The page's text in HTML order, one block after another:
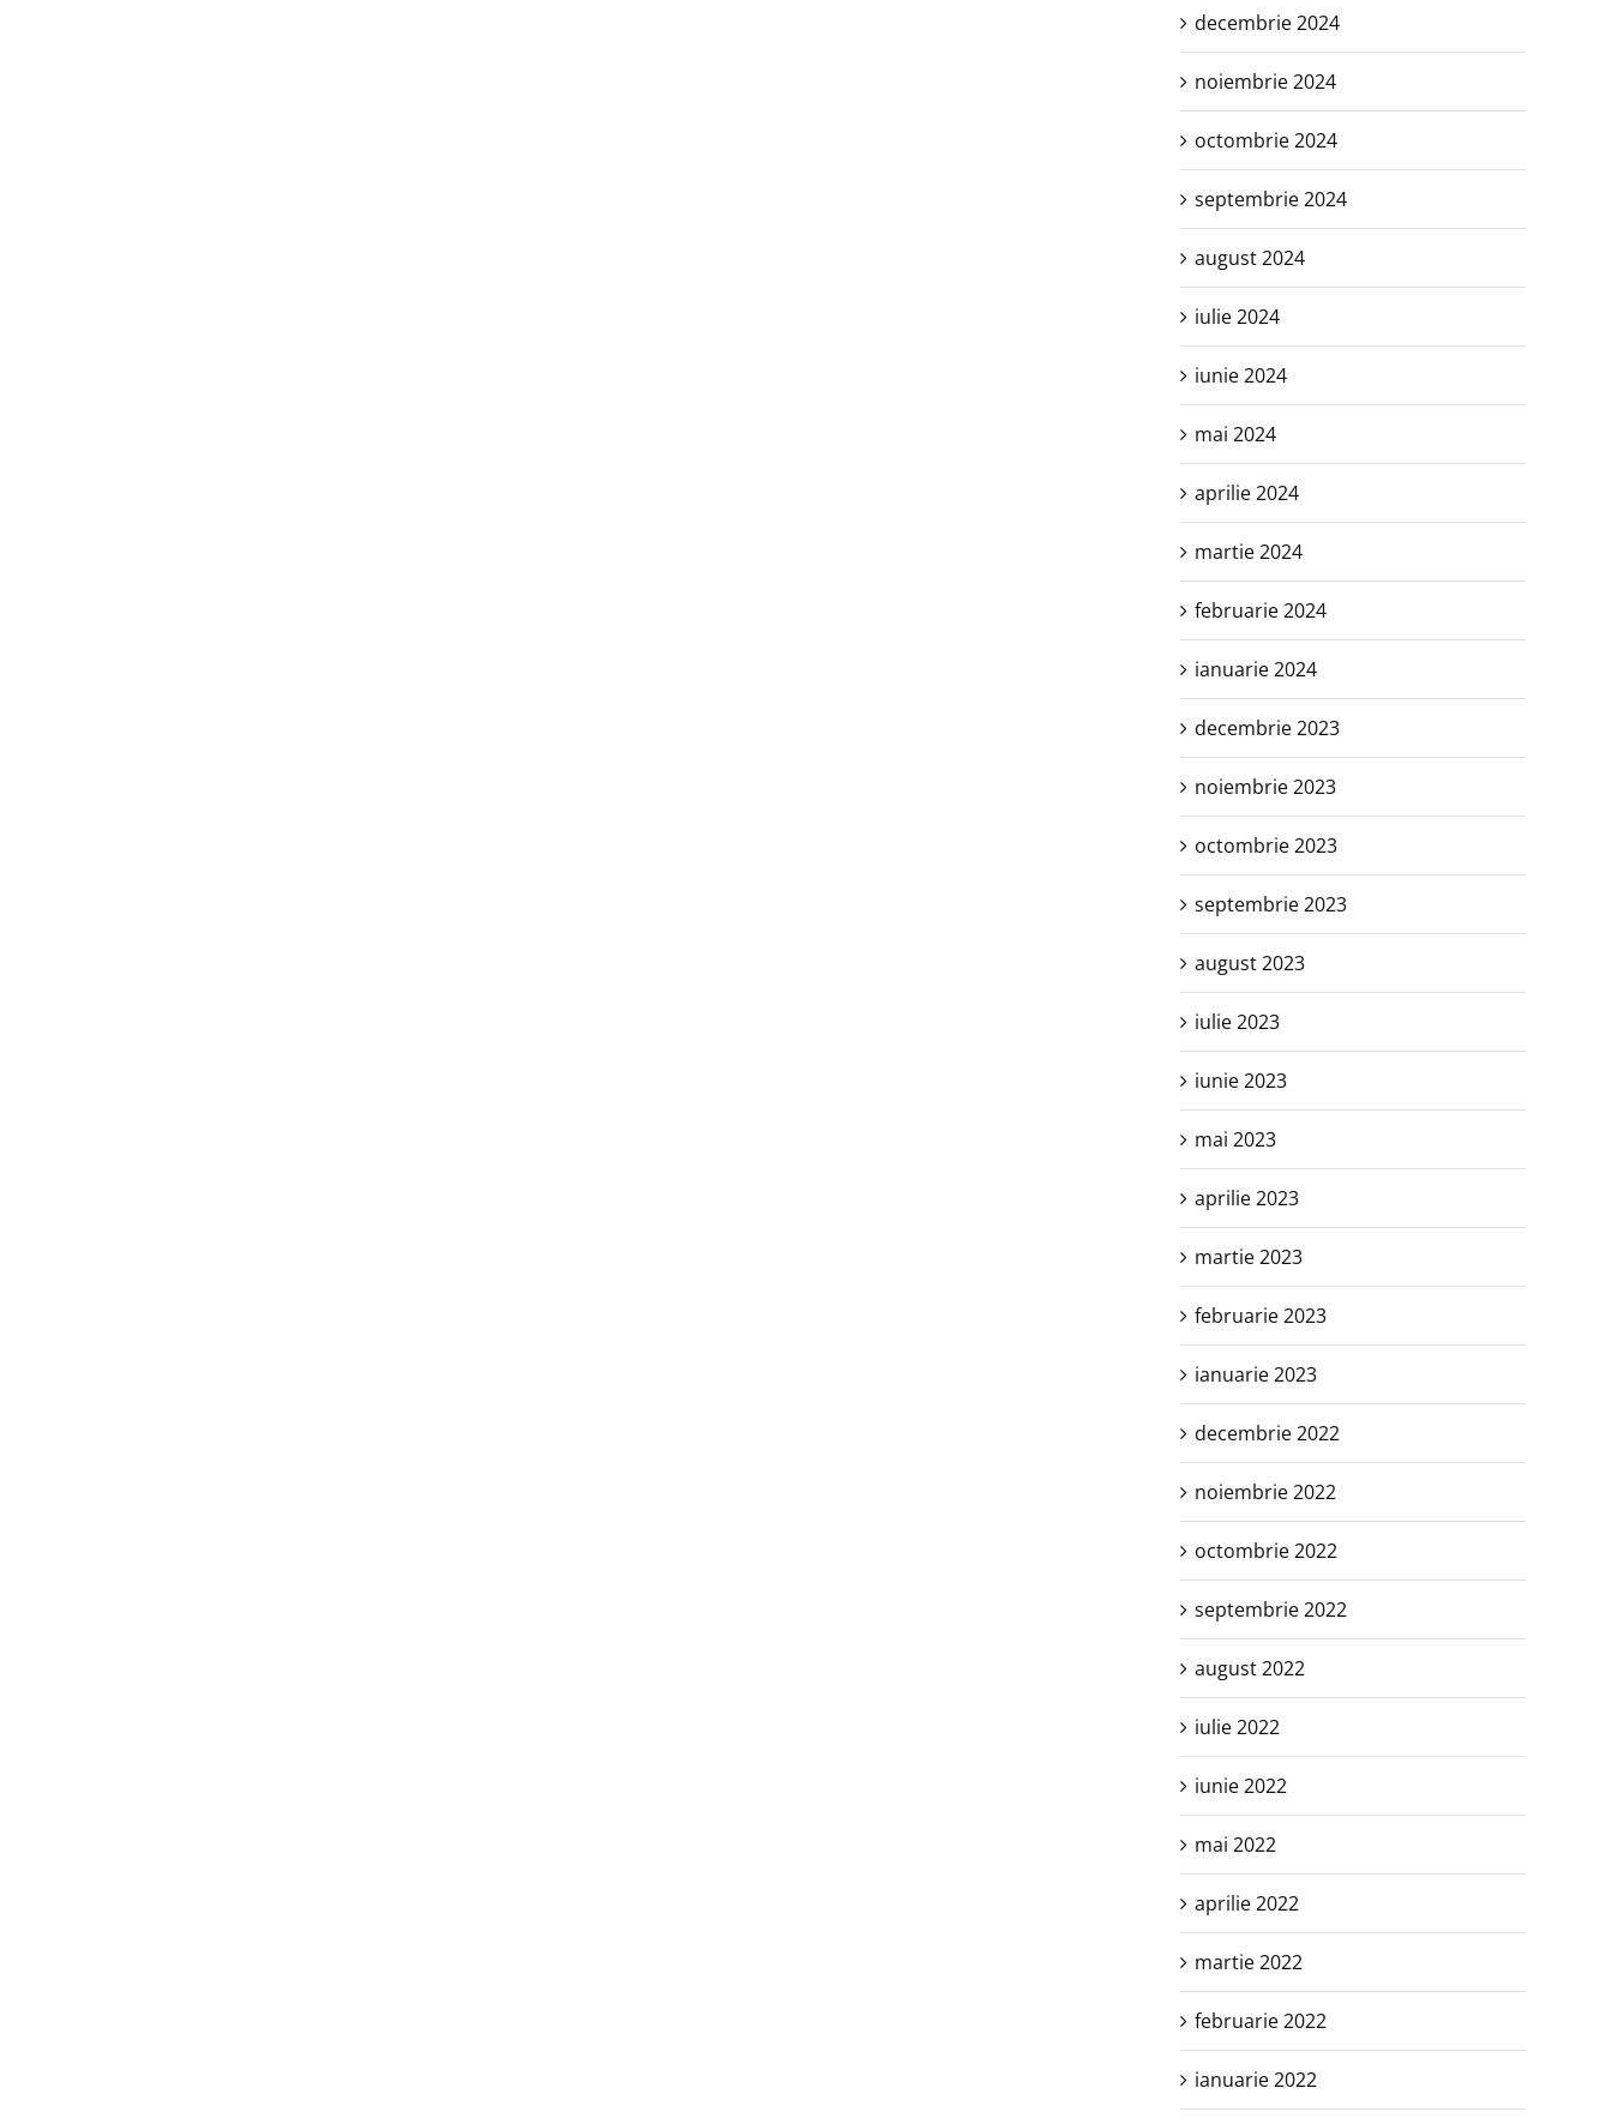
decembrie 2024
noiembrie 2024
octombrie 2024
septembrie 2024
august 2024
iulie 2024
iunie 2024
mai 2024
aprilie 2024
martie 2024
februarie 2024
ianuarie 2024
decembrie 2023
noiembrie 2023
octombrie 2023
septembrie 2023
august 2023
iulie 2023
iunie 2023
mai 2023
aprilie 2023
martie 2023
februarie 2023
ianuarie 2023
decembrie 2022
noiembrie 2022
octombrie 2022
septembrie 2022
august 2022
iulie 2022
iunie 2022
mai 2022
aprilie 2022
martie 2022
februarie 2022
ianuarie 2022